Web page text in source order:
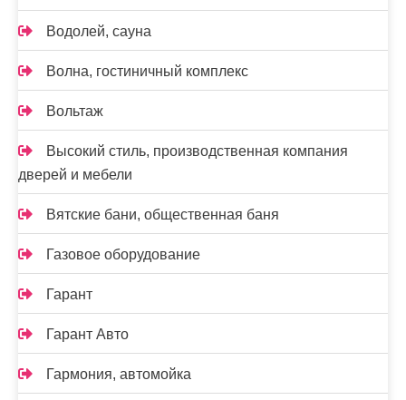
Водолей, сауна
Волна, гостиничный комплекс
Вольтаж
Высокий стиль, производственная компания
дверей и мебели
Вятские бани, общественная баня
Газовое оборудование
Гарант
Гарант Авто
Гармония, автомойка